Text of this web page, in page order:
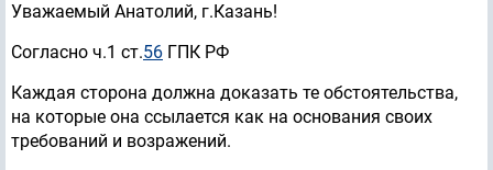
Уважаемый Анатолий, г.Казань!
Согласно ч.1 ст.56 ГПК РФ
Каждая сторона должна доказать те обстоятельства,
на которые она ссылается как на основания своих
требований и возражений.